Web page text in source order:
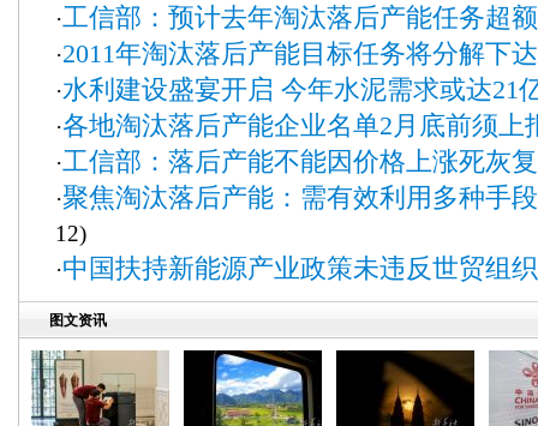
·工信部：预计去年淘汰落后产能任务超
·2011年淘汰落后产能目标任务将分解下达
·水利建设盛宴开启 今年水泥需求或达21
·各地淘汰落后产能企业名单2月底前须上
·工信部：落后产能不能因价格上涨死灰
·聚焦淘汰落后产能：需有效利用多种手
12)
·中国扶持新能源产业政策未违反世贸组
图文资讯